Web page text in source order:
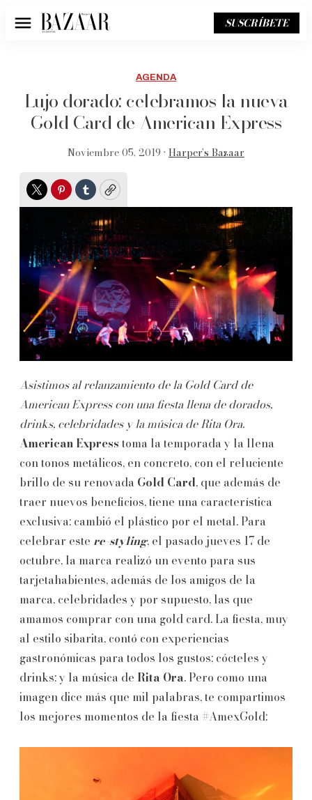
Menú SUSCRÍBETE
AGENDA
Lujo dorado: celebramos la nueva
Gold Card de American Express
Noviembre 05, 2019 • Harper’s Bazaar
TwitterPinterest
TumblrCopy
Asistimos al relanzamiento de la Gold Card de
American Express con una fiesta llena de dorados,
drinks, celebridades y la música de Rita Ora.
American Express toma la temporada y la llena
con tonos metálicos, en concreto, con el reluciente
brillo de su renovada Gold Card, que además de
traer nuevos beneficios, tiene una característica
exclusiva: cambió el plástico por el metal. Para
celebrar este re-styling, el pasado jueves 17 de
octubre, la marca realizó un evento para sus
tarjetahabientes, además de los amigos de la
marca, celebridades y por supuesto, las que
amamos comprar con una gold card. La fiesta, muy
al estilo sibarita, contó con experiencias
gastronómicas para todos los gustos; cócteles y
drinks; y la música de Rita Ora. Pero como una
imagen dice más que mil palabras, te compartimos
los mejores momentos de la fiesta #AmexGold: